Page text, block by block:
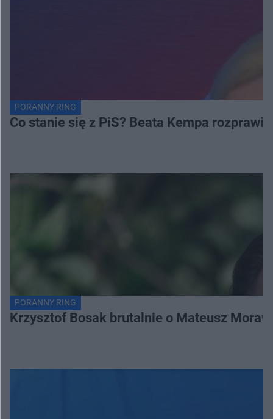
PORANNY RING
Co stanie się z PiS? Beata Kempa
PORANNY RING
Krzysztof Bosak brutalnie o Mateusz